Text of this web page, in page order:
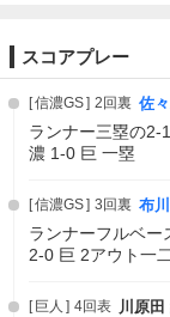
スコアプレー
信濃GS 2回裏 佐
ランナー三塁の2-
濃 1-0 巨 一塁
信濃GS 3回裏 布
ランナーフルベー
2-0 巨 2アウト一
巨人 4回表 川原田